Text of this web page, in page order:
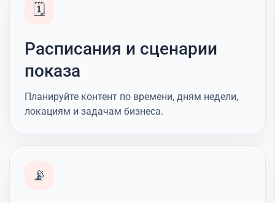
🗓️
Расписания и сценарии
показа
Планируйте контент по времени, дням недели,
локациям и задачам бизнеса.
📡